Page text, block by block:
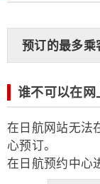
预订的最多乘
谁不可以在网
在日航网站无法
心预订。
在日航预约中心